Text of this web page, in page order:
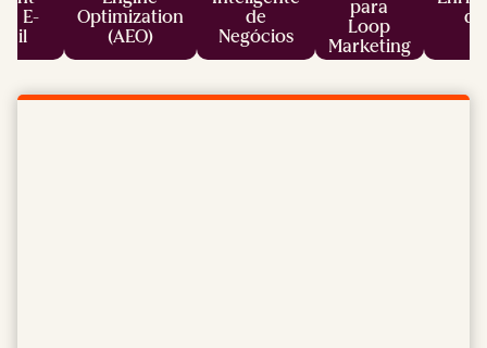
E-
Optimization
(AEO)
de
Negócios
para
Loop
Marketing